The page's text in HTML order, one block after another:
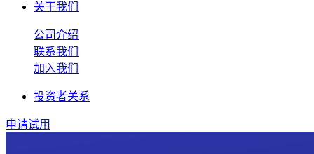
关于我们
公司介绍
联系我们
加入我们
投资者关系
申请试用